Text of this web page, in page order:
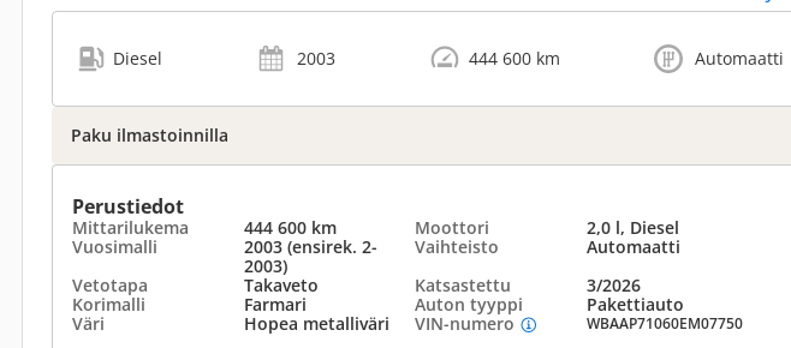
Diesel 2003 444 600 km Automaatti
Paku ilmastoinnilla
Perustiedot
Mittarilukema 444 600 km Moottori
2,0 l, Diesel
Vuosimalli
2003 (ensirek. 2-
2003)
Vaihteisto
Automaatti
Vetotapa
Takaveto Katsastettu
3/2026
Korimalli
Farmari Auton tyyppi
Pakettiauto
Väri
Hopea metalliväri VIN-numero WBAAP71060EM07750